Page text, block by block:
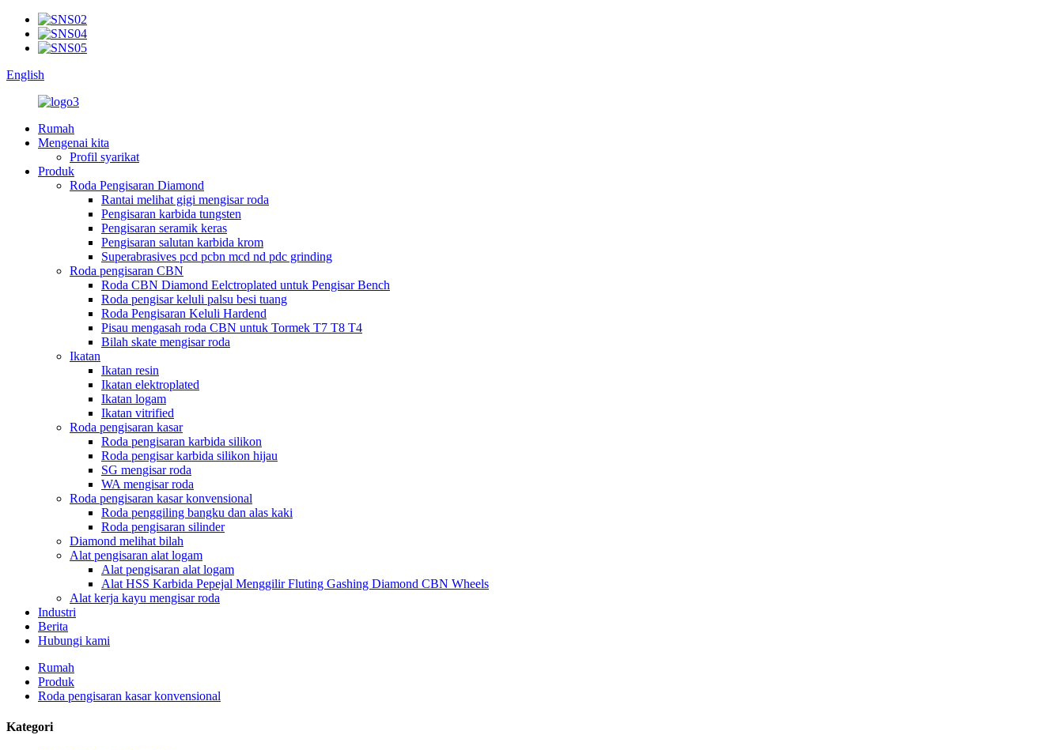
English
Rumah
Mengenai kita
Profil syarikat
Produk
Roda Pengisaran Diamond
Rantai melihat gigi mengisar roda
Pengisaran karbida tungsten
Pengisaran seramik keras
Pengisaran salutan karbida krom
Superabrasives pcd pcbn mcd nd pdc grinding
Roda pengisaran CBN
Roda CBN Diamond Eelctroplated untuk Pengisar Bench
Roda pengisar keluli palsu besi tuang
Roda Pengisaran Keluli Hardend
Pisau mengasah roda CBN untuk Tormek T7 T8 T4
Bilah skate mengisar roda
Ikatan
Ikatan resin
Ikatan elektroplated
Ikatan logam
Ikatan vitrified
Roda pengisaran kasar
Roda pengisaran karbida silikon
Roda pengisar karbida silikon hijau
SG mengisar roda
WA mengisar roda
Roda pengisaran kasar konvensional
Roda penggiling bangku dan alas kaki
Roda pengisaran silinder
Diamond melihat bilah
Alat pengisaran alat logam
Alat pengisaran alat logam
Alat HSS Karbida Pepejal Menggilir Fluting Gashing Diamond CBN Wheels
Alat kerja kayu mengisar roda
Industri
Berita
Hubungi kami
Rumah
Produk
Roda pengisaran kasar konvensional
Kategori